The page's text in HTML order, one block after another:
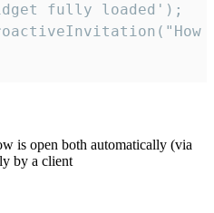
fully loaded');
is open both automatically (via
by a client